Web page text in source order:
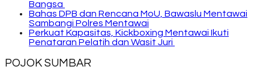
Bangsa
Bahas DPB dan Rencana MoU, Bawaslu Mentawai
Sambangi Polres Mentawai
Perkuat Kapasitas, Kickboxing Mentawai Ikuti
Penataran Pelatih dan Wasit Juri
POJOK SUMBAR